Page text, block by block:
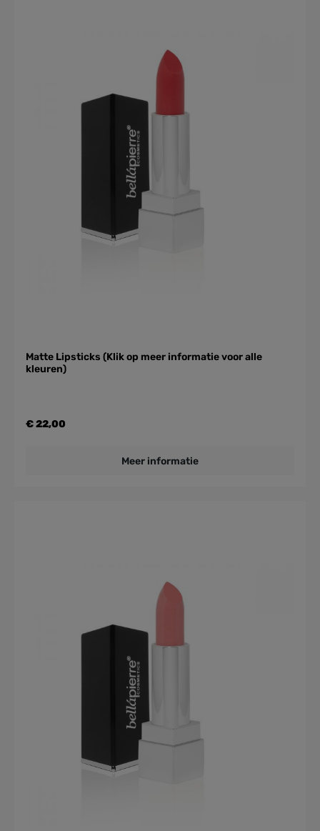
Matte Lipsticks (Klik op meer informatie voor alle
kleuren)
€ 22,00
Meer informatie